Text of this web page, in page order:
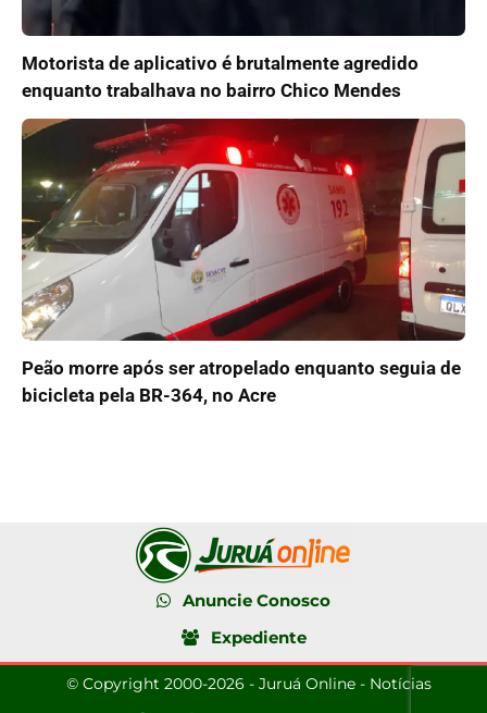
Motorista de aplicativo é brutalmente agredido
enquanto trabalhava no bairro Chico Mendes
Peão morre após ser atropelado enquanto seguia de
bicicleta pela BR-364, no Acre
Anuncie Conosco
Expediente
© Copyright 2000-2026 - Juruá Online - Notícias